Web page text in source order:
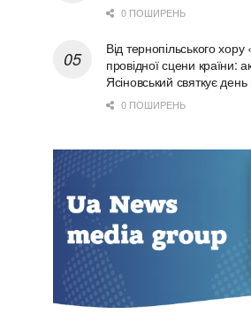
0 ПОШИРЕНЬ
Від тернопільського
провідної сцени країни:
Ясіновський святкує
0 ПОШИРЕНЬ